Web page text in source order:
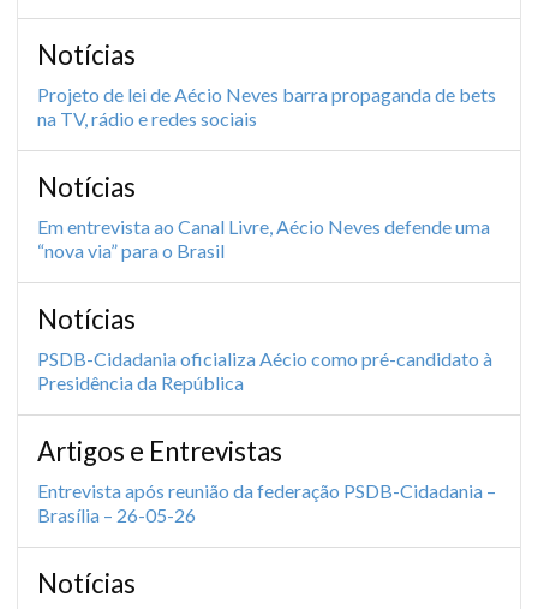
Notícias
Projeto de lei de Aécio Neves barra propaganda de bets
na TV, rádio e redes sociais
Notícias
Em entrevista ao Canal Livre, Aécio Neves defende uma
“nova via” para o Brasil
Notícias
PSDB-Cidadania oficializa Aécio como pré-candidato à
Presidência da República
Artigos e Entrevistas
Entrevista após reunião da federação PSDB-Cidadania –
Brasília – 26-05-26
Notícias